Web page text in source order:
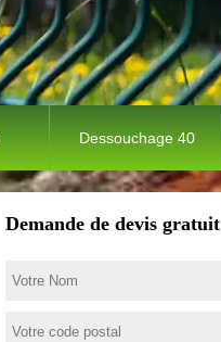
Dessouchage 40
Demande de devis gratuit